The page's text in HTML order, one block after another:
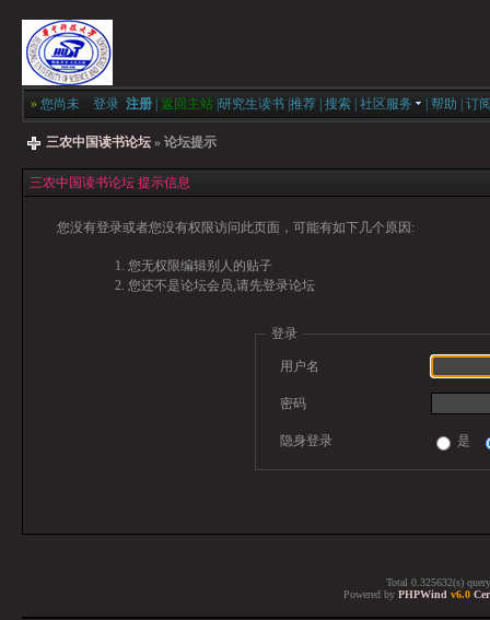
» 您尚未 登录 注册 返回主站 研究生读书 推荐 搜索 社区服务 帮助 订
三农中国读书论坛 » 论坛提示
三农中国读书论坛 提示信息
您没有登录或者您没有权限访问此页面，可能有如下几个原因:
您无权限编辑别人的贴子
您还不是论坛会员,请先登录论坛
登录
用户名
密码
隐身登录 是
Total 0.325632(s)
Powered by PHPWind v6.0